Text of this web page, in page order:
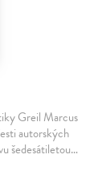
Greil Marcus
autorských
šedesátiletou…